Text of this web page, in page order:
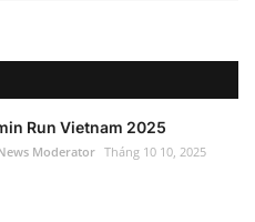
Run Vietnam 2025
Moderator Tháng 10 10, 2025